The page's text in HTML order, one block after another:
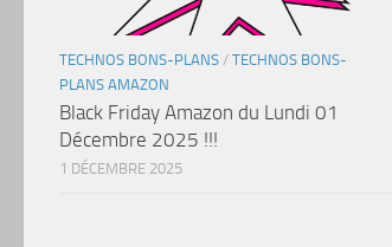
TECHNOS BONS-PLANS / TECHNOS BONS-
PLANS AMAZON
Black Friday Amazon du Lundi 01
Décembre 2025 !!!
1 DÉCEMBRE 2025